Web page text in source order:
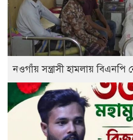
নওগাঁয় সন্ত্রাসী হামলায়